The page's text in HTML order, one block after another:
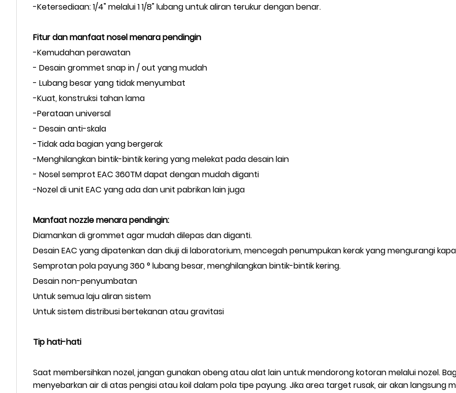
-Ketersediaan: 1/4" melalui 1 1/8" lubang untuk aliran terukur dengan benar.
Fitur dan manfaat nosel menara pendingin
-Kemudahan perawatan
- Desain grommet snap in / out yang mudah
- Lubang besar yang tidak menyumbat
-Kuat, konstruksi tahan lama
-Perataan universal
- Desain anti-skala
-Tidak ada bagian yang bergerak
-Menghilangkan bintik-bintik kering yang melekat pada desain lain
- Nosel semprot EAC 360TM dapat dengan mudah diganti
-Nozel di unit EAC yang ada dan unit pabrikan lain juga
Manfaat nozzle menara pendingin:
Diamankan di grommet agar mudah dilepas dan diganti.
Desain EAC yang dipatenkan dan diuji di laboratorium, mencegah penumpukan kerak yang mengurangi
Semprotan pola payung 360 ° lubang besar, menghilangkan bintik-bintik kering.
Desain non-penyumbatan
Untuk semua laju aliran sistem
Untuk sistem distribusi bertekanan atau gravitasi
Tip hati-hati
Saat membersihkan nozel, jangan gunakan obeng atau alat lain untuk mendorong kotoran melalui nozel.
menyebarkan air di atas pengisi atau koil dalam pola tipe payung. Jika area target rusak, air akan langsung